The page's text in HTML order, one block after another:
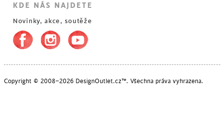
KDE NÁS NAJDETE
Novinky, akce, soutěže
Copyright © 2008–2026 DesignOutlet.cz™. Všechna práva vyhrazena.